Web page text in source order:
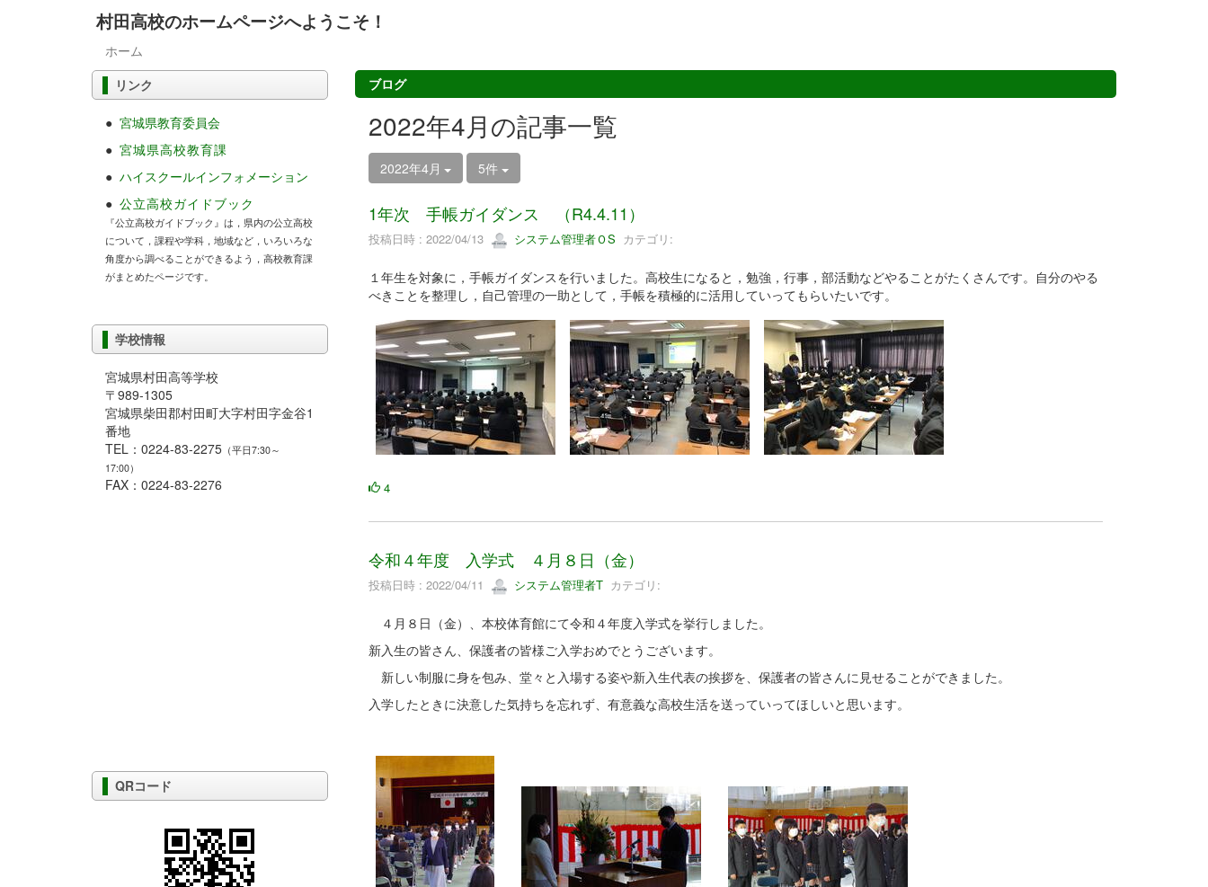
村田高校のホームページへようこそ！
ホーム
ブログ
2022年4月の記事一覧
2022年4月 5件
1年次 手帳ガイダンス （R4.4.11）
投稿日時 : 2022/04/13 システム管理者ＯS カテゴリ:
１年生を対象に，手帳ガイダンスを行いました。高校生になると，勉強，行事，部活動などやることがたくさんです。自分のやる
べきことを整理し，自己管理の一助として，手帳を積極的に活用していってもらいたいです。
4
令和４年度 入学式 ４月８日（金）
投稿日時 : 2022/04/11 システム管理者Tカテゴリ:
４月８日（金）、本校体育館にて令和４年度入学式を挙行しました。
新入生の皆さん、保護者の皆様ご入学おめでとうございます。
新しい制服に身を包み、堂々と入場する姿や新入生代表の挨拶を、保護者の皆さんに見せることができました。
入学したときに決意した気持ちを忘れず、有意義な高校生活を送っていってほしいと思います。
リンク
● 宮城県教育委員会
● 宮城県高校教育課
● ハイスクールインフォメーション
● 公立高校ガイドブック
『公立高校ガイドブック』は，県内の公立高校
について，課程や学科，地域など，いろいろな
角度から調べることができるよう，高校教育課
がまとめたページです。
学校情報
宮城県村田高等学校
〒989-1305
宮城県柴田郡村田町大字村田字金谷1
番地
TEL：0224-83-2275 （平日7:30～
17:00）
FAX：0224-83-2276
QRコード